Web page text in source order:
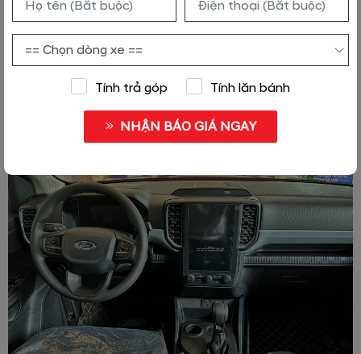
Nội thất
Màn hình giải trí trải rộng sử dụng màn hình LCD cảm ứng,
gian vô cùng rộng rãi cho khoang lái.
Tính trả góp Tính lăn bánh
NHẬN BÁO GIÁ NGAY